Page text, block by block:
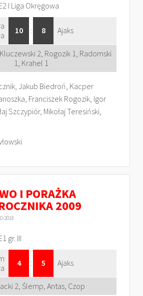
I Liga Okręgowa
10 : 8 Ajaks
2, Rogozik 1, Radomski
1, Krahel 1
Jakub Biedroń, Kacper
Franciszek Rogozik, Igor
Szczypiór, Mikołaj Teresiński,
I PORAŻKA
2009
2018
gr. III
4 : 5 Ajaks
2, Ślemp, Antas, Czop